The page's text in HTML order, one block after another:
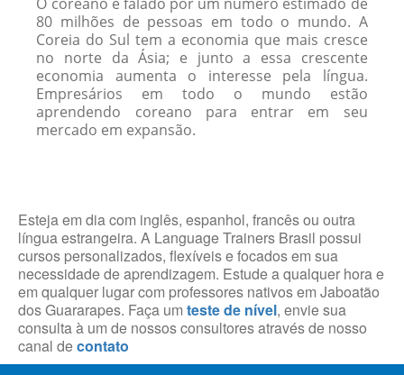
80 milhões de pessoas em todo o mundo. A
Coreia do Sul tem a economia que mais cresce
no norte da Ásia; e junto a essa crescente
economia aumenta o interesse pela língua.
Empresários em todo o mundo estão
aprendendo coreano para entrar em seu
mercado em expansão.
Esteja em dia com inglês, espanhol, francês ou outra
língua estrangeira. A Language Trainers Brasil possui
cursos personalizados, flexíveis e focados em sua
necessidade de aprendizagem. Estude a qualquer hora e
em qualquer lugar com professores nativos em Jaboatão
dos Guararapes. Faça um teste de nível, envie sua
consulta à um de nossos consultores através de nosso
canal decontato